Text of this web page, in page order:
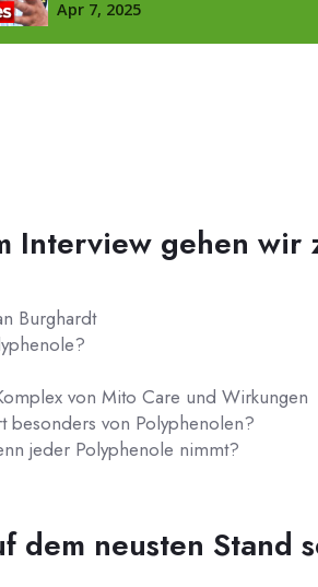
Interview gehen wir
Burghardt
von Mito Care und Wirkungen
besonders von Polyphenolen?
jeder Polyphenole nimmt?
dem neusten Stand